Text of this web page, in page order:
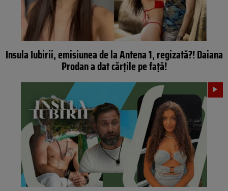
Insula Iubirii, emisiunea de la Antena 1, regizată?! Daiana
Prodan a dat cărțile pe față!